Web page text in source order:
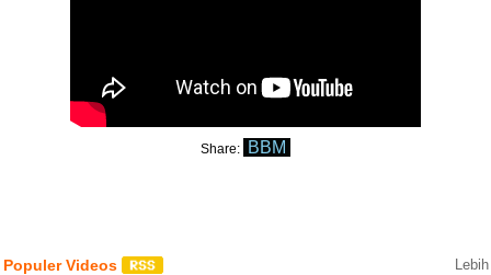
Share: BBM
Populer Videos Lebih